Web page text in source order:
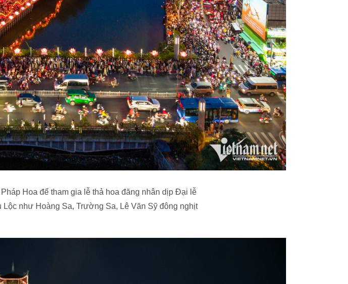
Hoa để tham gia lễ thả hoa đăng nhân dịp Đại lễ
như Hoàng Sa, Trường Sa, Lê Văn Sỹ đông nghịt